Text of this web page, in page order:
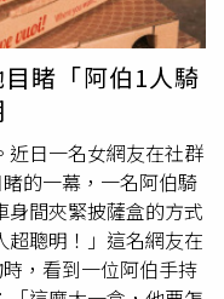
在外時可能會因民眾不
抑、在意是否影響到
以安心，對孩子和家
盲校董事長謝信男也
他分享去年、前年分別
表這場合和禮物對他
讓他們有機會能走出
27年來「送愛心到人
是致贈「神秘禮物」
頂湖路33號 消費項
項）7‑ELEVEN（桃
濱海路大潭段22‑1
（新竹慈濟門
1樓 消費項目：食
大智店） 地址：台中
目：日常用品與食品
地址：台中市南區忠
額：55元
台中市南屯區精誠路
睹「阿伯1人騎
近日一名女網友在社群
的一幕，一名阿伯騎
間夾緊披薩盒的方式
聰明！」這名網友在
，看到一位阿伯手持